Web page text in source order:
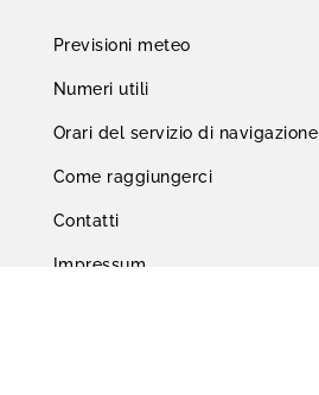
Previsioni meteo
Numeri utili
Orari del servizio di navigazione
Come raggiungerci
Contatti
Impressum